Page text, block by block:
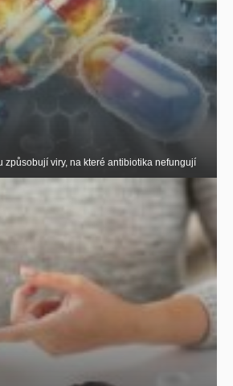
způsobují viry, na které antibiotika nefungují